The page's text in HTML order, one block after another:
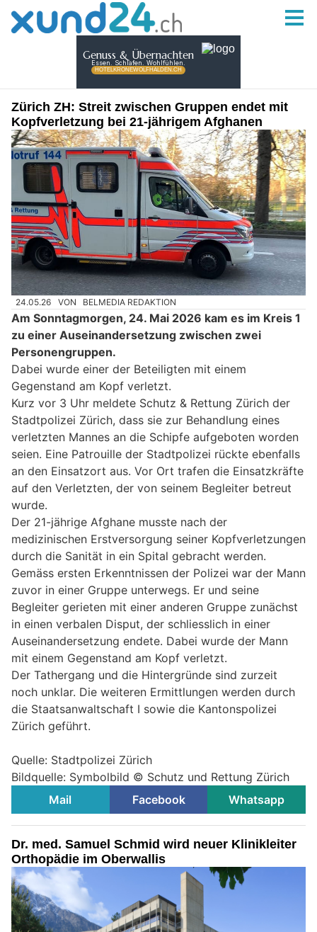
Zürich ZH: Streit zwischen Gruppen endet mit
Kopfverletzung bei 21-jährigem Afghanen
24.05.26 VON BELMEDIA REDAKTION
Am Sonntagmorgen, 24. Mai 2026 kam es im Kreis 1
zu einer Auseinandersetzung zwischen zwei
Personengruppen.
Dabei wurde einer der Beteiligten mit einem
Gegenstand am Kopf verletzt.
Kurz vor 3 Uhr meldete Schutz & Rettung Zürich der
Stadtpolizei Zürich, dass sie zur Behandlung eines
verletzten Mannes an die Schipfe aufgeboten worden
seien. Eine Patrouille der Stadtpolizei rückte ebenfalls
an den Einsatzort aus. Vor Ort trafen die Einsatzkräfte
auf den Verletzten, der von seinem Begleiter betreut
wurde.
Der 21-jährige Afghane musste nach der
medizinischen Erstversorgung seiner Kopfverletzungen
durch die Sanität in ein Spital gebracht werden.
Gemäss ersten Erkenntnissen der Polizei war der Mann
zuvor in einer Gruppe unterwegs. Er und seine
Begleiter gerieten mit einer anderen Gruppe zunächst
in einen verbalen Disput, der schliesslich in einer
Auseinandersetzung endete. Dabei wurde der Mann
mit einem Gegenstand am Kopf verletzt.
Der Tathergang und die Hintergründe sind zurzeit
noch unklar. Die weiteren Ermittlungen werden durch
die Staatsanwaltschaft I sowie die Kantonspolizei
Zürich geführt.
Quelle: Stadtpolizei Zürich
Bildquelle: Symbolbild © Schutz und Rettung Zürich
Mail
Facebook Whatsapp
Dr. med. Samuel Schmid wird neuer Klinikleiter
Orthopädie im Oberwallis